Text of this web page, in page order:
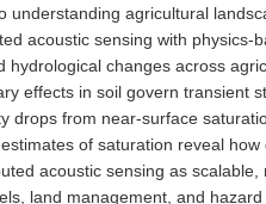
agricultural
acoustic sensing with physics-
changes across
effects in soil govern transient
drops from near-surface
of saturation reveal
acoustic sensing as
land management, and hazard